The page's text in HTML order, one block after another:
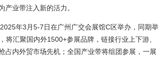
业带注入新的活力。
年3月5-7日在广州广交会展馆C区举办，同期举
汇聚国内外1500+参展品牌，链接行业上下游、
占内外贸市场先机；全国产业带将组团参展，一展